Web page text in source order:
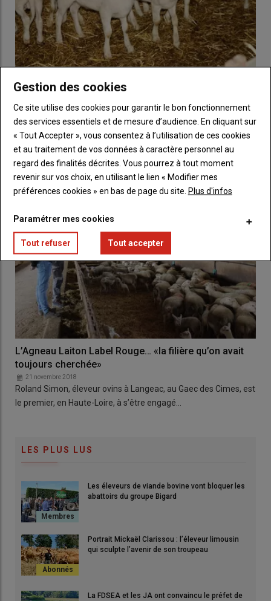
bien dans l’air du temps
28 novembre 2018
L’APIV Auvergne et les Ets Greffeuille Aveyron ont fêté le 23
novembre à Lamothe (Haute-Loire) les 10 ans de…
L’Agneau Laiton Label Rouge… «la filière qu’on avait
toujours cherchée»
21 novembre 2018
Roland Simon, éleveur ovins à Langeac, au Gaec des Cimes, est
le premier, en Haute-Loire, à s’être engagé…
LES PLUS LUS
Les éleveurs de viande bovine vont bloquer les
abattoirs du groupe Bigard
Portrait Mickaël Clarissou : l’éleveur limousin
qui sculpte l’avenir de son troupeau
La FDSEA et les JA ont convaincu le préfet de
Gestion des cookies
Ce site utilise des cookies pour garantir le bon fonctionnement
des services essentiels et de mesure d’audience. En cliquant sur
« Tout Accepter », vous consentez à l’utilisation de ces cookies
et au traitement de vos données à caractère personnel au
regard des finalités décrites. Vous pourrez à tout moment
revenir sur vos choix, en utilisant le lien « Modifier mes
préférences cookies » en bas de page du site. Plus d'infos
Paramétrer mes cookies
Tout refuser Tout accepter